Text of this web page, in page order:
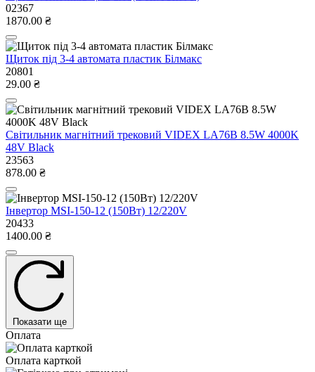
02367
1870.00 ₴
Щиток під 3-4 автомата пластик Білмакс
20801
29.00 ₴
Світильник магнітний трековий VIDEX LA76B 8.5W 4000K
48V Black
23563
878.00 ₴
Інвертор MSI-150-12 (150Вт) 12/220V
20433
1400.00 ₴
Показати ще
Оплата
Оплата карткой